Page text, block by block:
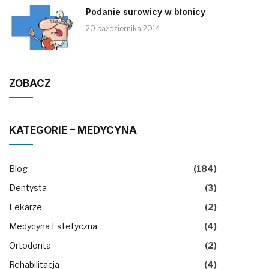
Podanie surowicy w błonicy
20 października 2014
ZOBACZ
KATEGORIE – MEDYCYNA
Blog
(184)
Dentysta
(3)
Lekarze
(2)
Medycyna Estetyczna
(4)
Ortodonta
(2)
Rehabilitacja
(4)